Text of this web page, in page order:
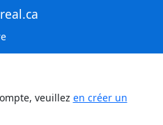
veuillez en créer un